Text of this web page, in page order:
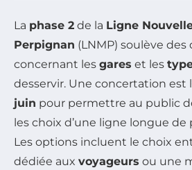
La phase 2 de la Ligne
Perpignan (LNMP) soulève
concernant les gares et les
desservir. Une concertation est
juin pour permettre au public
les choix d’une ligne longue de
Les options incluent le choix
dédiée aux voyageurs ou une